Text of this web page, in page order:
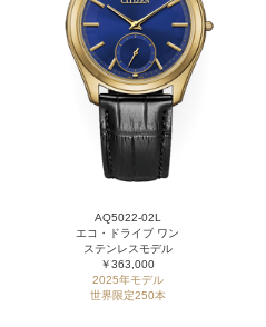
AQ5022-02L
エコ・ドライブ ワン
ステンレスモデル
￥363,000
2025年モデル
世界限定250本